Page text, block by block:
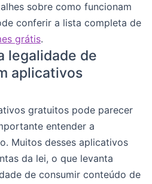
sobre como funcionam
conferir a lista completa de
grátis.
legalidade de
aplicativos
gratuitos pode parecer
entender a
Muitos desses aplicativos
da lei, o que levanta
de consumir conteúdo de